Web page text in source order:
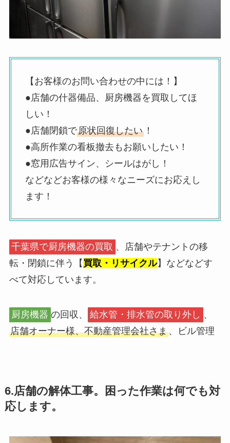
【お客様のお問い合わせの中には！】
●店舗の什器備品、厨房機器を買取してほ
しい！
●店舗閉鎖で原状回復したい！
●高所作業の看板撤去もお願いしたい！
●窓用広告サイン、シールはがし！
などなどお客様の様々なニーズにお応えし
ます！
千葉県で厨房機器の買取 、店舗やテナントの移
転・閉鎖に伴う【 買取・リサイクル】などなどす
べて対応しています。
厨房機器 の回収、 給水管・排水管の取り外し 、
店舗オーナー様、不動産管理会社さま、ビル管理
6.店舗の解体工事。困った作業は何でも対
応します。